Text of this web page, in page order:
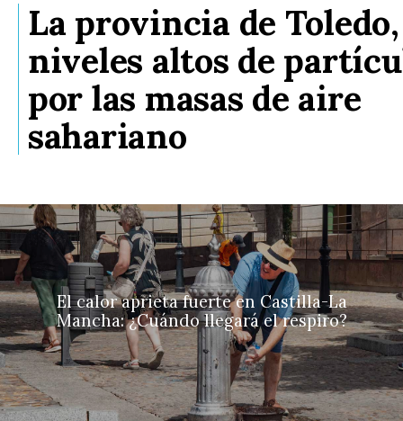
La provincia de
niveles altos de
por las masas de aire
sahariano
El calor aprieta fuerte en Castilla-La
Mancha: ¿Cuándo llegará el respiro?